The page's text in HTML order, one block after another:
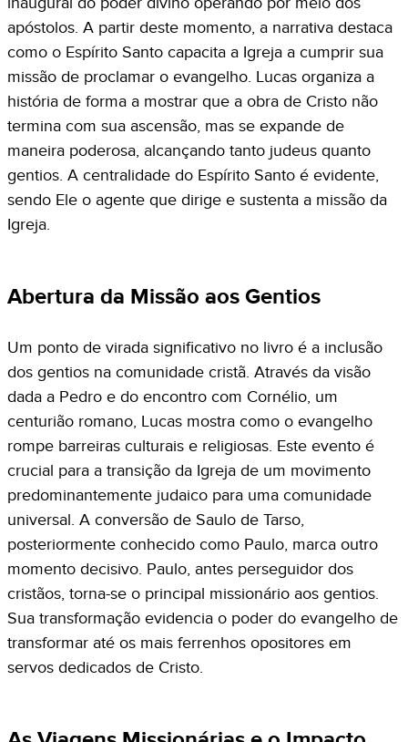
apóstolos. A partir deste momento, a narrativa destaca
como o Espírito Santo capacita a Igreja a cumprir sua
missão de proclamar o evangelho. Lucas organiza a
história de forma a mostrar que a obra de Cristo não
termina com sua ascensão, mas se expande de
maneira poderosa, alcançando tanto judeus quanto
gentios. A centralidade do Espírito Santo é evidente,
sendo Ele o agente que dirige e sustenta a missão da
Igreja.
Abertura da Missão aos Gentios
Um ponto de virada significativo no livro é a inclusão
dos gentios na comunidade cristã. Através da visão
dada a Pedro e do encontro com Cornélio, um
centurião romano, Lucas mostra como o evangelho
rompe barreiras culturais e religiosas. Este evento é
crucial para a transição da Igreja de um movimento
predominantemente judaico para uma comunidade
universal. A conversão de Saulo de Tarso,
posteriormente conhecido como Paulo, marca outro
momento decisivo. Paulo, antes perseguidor dos
cristãos, torna-se o principal missionário aos gentios.
Sua transformação evidencia o poder do evangelho de
transformar até os mais ferrenhos opositores em
servos dedicados de Cristo.